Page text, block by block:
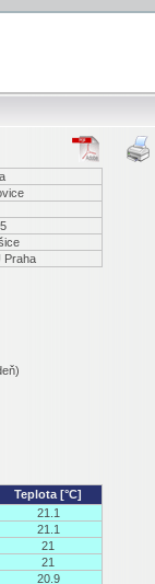
Praha
Teplota [°C]
21.1
21.1
21
21
20.9